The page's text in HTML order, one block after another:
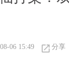
06 15:49 分享